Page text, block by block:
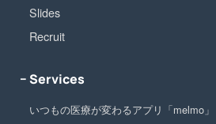
Slides
Recruit
− Services
いつもの医療が変わるアプリ「melmo」